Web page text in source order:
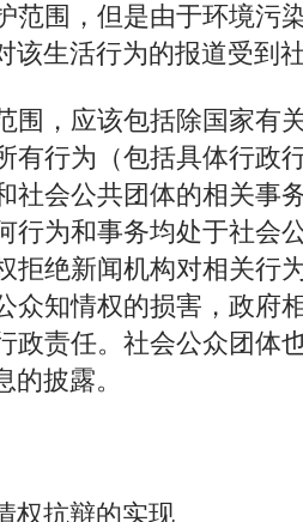
范围，但是由于环境污
该生活行为的报道受到
，应该包括除国家有
有行为（包括具体行政
社会公共团体的相关事
行为和事务均处于社会
拒绝新闻机构对相关行
众知情权的损害，政府
政责任。社会公众团体
披露。
抗辩的实现